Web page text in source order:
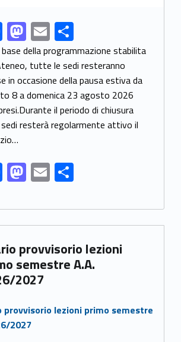
94249
F
ac
e
b
o
o
k
M
as
to
d
o
n
E
m
ai
l
S
h
ar
e
base della programmazione stabilita
tutte le sedi resteranno
in occasione della pausa estiva da
8 a domenica 23 agosto 2026
il periodo di chiusura
sedi resterà regolarmente attivo il
F
ac
e
b
o
o
k
M
as
to
d
o
n
E
m
ai
l
S
ar
e
archive-11696 provvisorio lezioni
semestre A.A.
2027